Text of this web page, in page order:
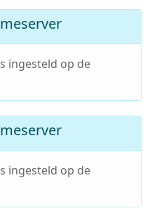
ingesteld op de
ingesteld op de